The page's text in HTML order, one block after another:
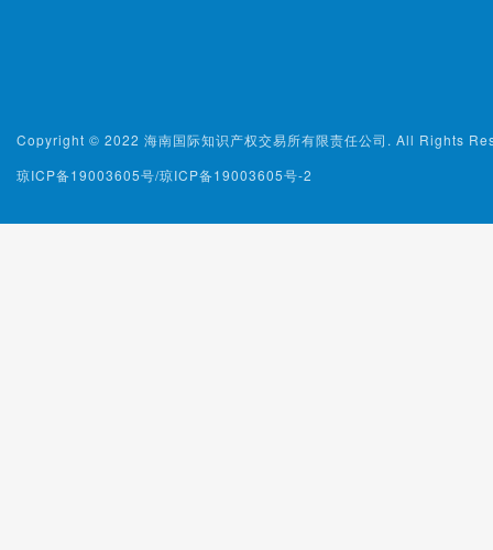
Copyright © 2022 海南国际知识产权交易所有限责任公司. All Rights
琼ICP备19003605号/琼ICP备19003605号-2